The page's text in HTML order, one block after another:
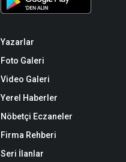
Yazarlar
Foto Galeri
Video Galeri
Yerel Haberler
Nöbetçi Eczaneler
Firma Rehberi
Seri İlanlar